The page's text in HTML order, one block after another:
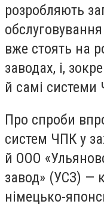
розробляють
обслуговування
вже стоять на
заводах, і,
й самі
Про спроби
систем ЧПК у
й ООО
завод» (УСЗ) —
німецько-